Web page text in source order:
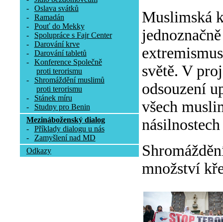
-
Oslava svátků
-
Ramadán
-
Pouť do Mekky
-
Spolupráce s Fajr Center
-
Darování krve
-
Darování tabletů
-
Konference Společně
proti terorismu
-
Shromáždění muslimů
proti terorismu
-
Stánek míru
-
Studny pro Benin
Mezináboženský dialog
-
Příklady dialogu u nás
-
Zamyšlení nad MD
Odkazy
Muslimská
světě. V
odsouzení
všech
množství